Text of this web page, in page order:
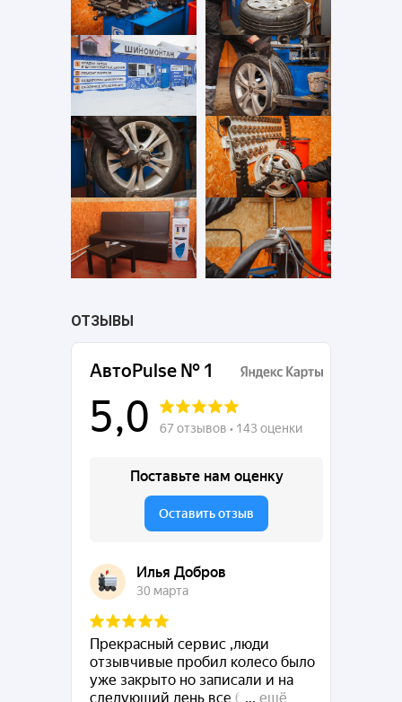
ОТЗЫВЫ